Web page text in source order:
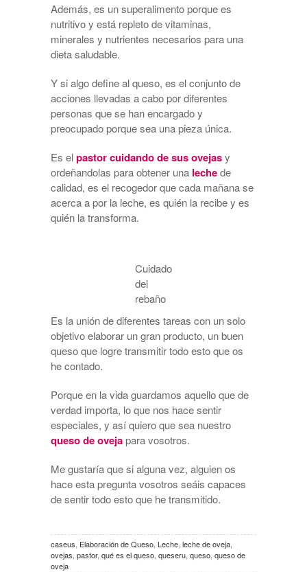
Además, es un superalimento porque es
nutritivo y está repleto de vitaminas,
minerales y nutrientes necesarios para una
dieta saludable.
Y si algo define al queso, es el conjunto de
acciones llevadas a cabo por diferentes
personas que se han encargado y
preocupado porque sea una pieza única.
Es elpastor cuidando de sus ovejasy
ordeñandolas para obtener una lechede
calidad, es el recogedor que cada mañana se
acerca a por la leche, es quién la recibe y es
quién la transforma.
Cuidado
del
rebaño
Es la unión de diferentes tareas con un solo
objetivo elaborar un gran producto, un buen
queso que logre transmitir todo esto que os
he contado.
Porque en la vida guardamos aquello que de
verdad importa, lo que nos hace sentir
especiales, y así quiero que sea nuestro
queso de ovejapara vosotros.
Me gustaría que si alguna vez, alguien os
hace esta pregunta vosotros seáis capaces
de sentir todo esto que he transmitido.
caseus Elaboración de Queso Leche leche de oveja
ovejas pastor, qué es el queso queseru queso queso de
oveja